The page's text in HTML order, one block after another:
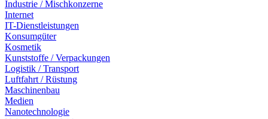
Industrie / Mischkonzerne
Internet
IT-Dienstleistungen
Konsumgüter
Kosmetik
Kunststoffe / Verpackungen
Logistik / Transport
Luftfahrt / Rüstung
Maschinenbau
Medien
Nanotechnologie